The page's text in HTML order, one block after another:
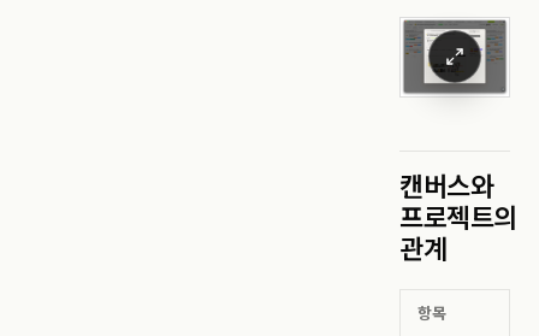
캔버스와
프로젝트의
관계
항목